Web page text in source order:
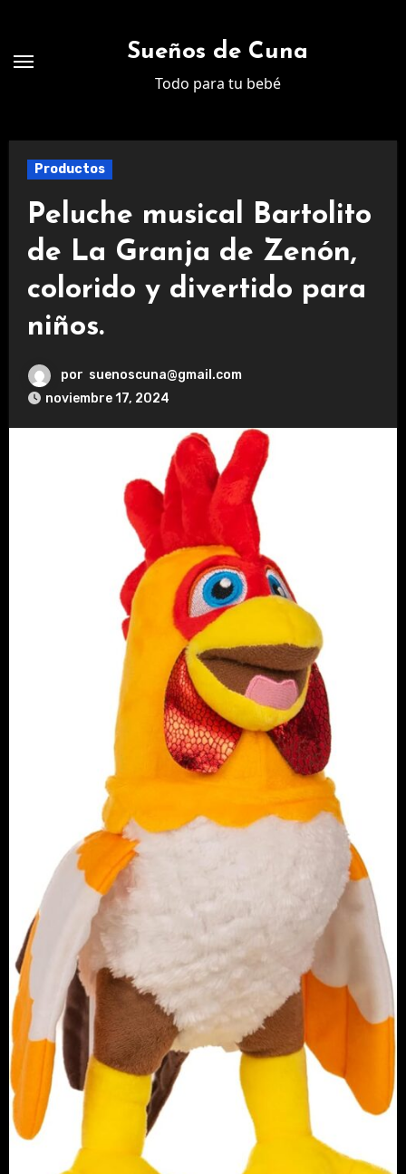
contenido
Sueños de Cuna
Todo para tu bebé
Productos
Peluche musical Bartolito
de La Granja de Zenón,
colorido y divertido para
niños.
por suenoscuna@gmail.com
noviembre 17, 2024